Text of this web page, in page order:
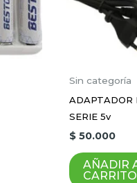
haga un comentario.
Sin categoría
ADAPTADOR
SERIE 5v
$ 50.000
AÑADIR
CARRITO